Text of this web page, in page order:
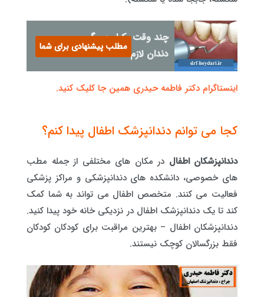
چند وقت یکبار جرم‌گیری
دندان لازم است؟مطلب پیشنهادی برای شما
اینستاگرام دکتر فاطمه حیدری همین جا کلیک کنید.
کجا می توانم دندانپزشک اطفال پیدا کنم؟
دندانپزشکان اطفال در مکان های مختلفی از جمله مطب
های خصوصی، دانشکده های دندانپزشکی و مراکز پزشکی
فعالیت می کنند. متخصص اطفال می تواند به شما کمک
کند تا یک دندانپزشک اطفال در نزدیکی خانه خود پیدا کنید.
دندانپزشکان اطفال – بهترین مراقبت برای کودکان کودکان
فقط بزرگسالان کوچک نیستند.